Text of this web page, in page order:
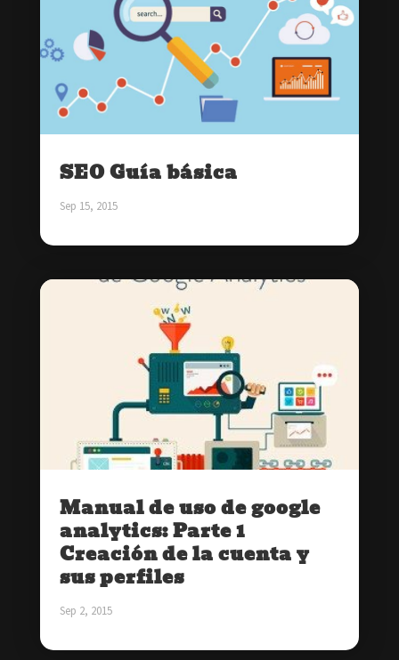
SEO Guía básica
Sep 15, 2015
Manual de uso de google
analytics: Parte 1
Creación de la cuenta y
sus perfiles
Sep 2, 2015